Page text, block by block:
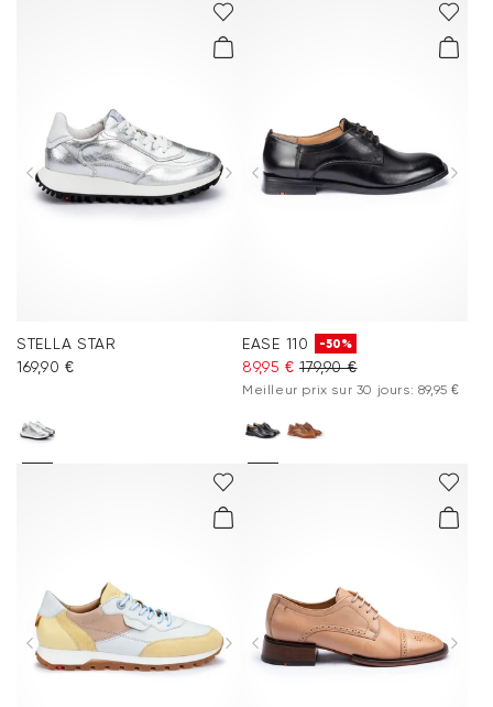
STELLA STAR
169,90 €
EASE 110 -50%
89,95 € 179,90 €
Meilleur prix sur 30 jours: 89,95 €